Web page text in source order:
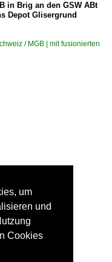
in Brig an den GSW ABt
Depot Glisergrund
/ MGB | mit fusionierten
um
und
Cookies